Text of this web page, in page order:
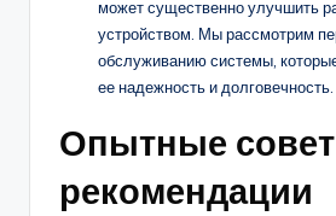
может существенно улучшить
устройством. Мы рассмотрим
обслуживанию системы,
ее надежность и долговечность.
Опытные
рекомендации